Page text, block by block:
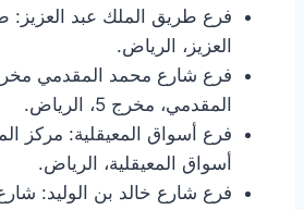
فرع طريق الملك عبد العزيز:
العزيز، الرياض.
المقدمي، مخرج 5، الرياض.
فرع أسواق المعيقلية: مركز
أسواق المعيقلية، الرياض.
فرع شارع خالد بن الوليد: شارع